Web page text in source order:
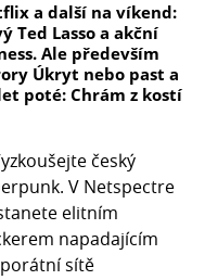
a další na víkend:
Ted Lasso a akční
Ale především
Úkryt nebo past a
poté: Chrám z kostí